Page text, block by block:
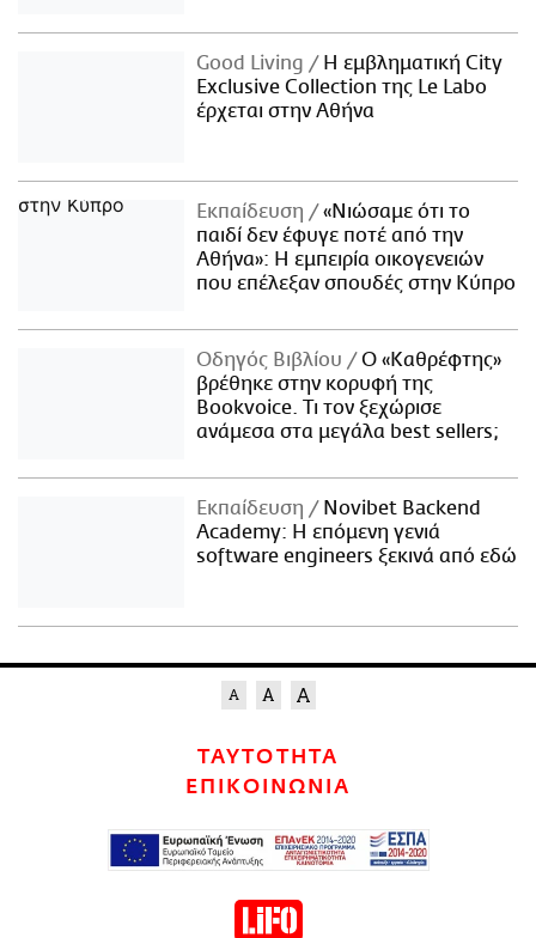
Good Living
Η εμβληματική City
Exclusive Collection της Le Labo
έρχεται στην Αθήνα
Εκπαίδευση
«Νιώσαμε ότι το
παιδί δεν έφυγε ποτέ από την
Αθήνα»: Η εμπειρία οικογενειών
που επέλεξαν σπουδές στην Κύπρο
Οδηγός Βιβλίου
Ο «Καθρέφτης»
βρέθηκε στην κορυφή της
Bookvoice. Τι τον ξεχώρισε
ανάμεσα στα μεγάλα best sellers;
Εκπαίδευση
Novibet Backend
Academy: Η επόμενη γενιά
software engineers ξεκινά από εδώ
ΤΑΥΤΟΤΗΤΑ
ΕΠΙΚΟΙΝΩΝΙΑ